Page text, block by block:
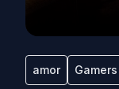
amor Gamers